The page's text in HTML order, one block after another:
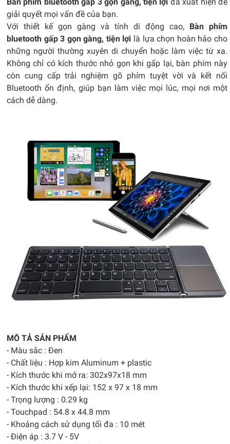
giải quyết mọi vấn đề của bạn.
Với thiết kế gọn gàng và tính di động cao, Bàn phím
bluetooth gấp 3 gọn gàng, tiện lợi là lựa chọn hoàn hảo cho
những người thường xuyên di chuyển hoặc làm việc từ xa.
Không chỉ có kích thước nhỏ gọn khi gấp lại, bàn phím này
còn cung cấp trải nghiệm gõ phím tuyệt vời và kết nối
Bluetooth ổn định, giúp bạn làm việc mọi lúc, mọi nơi một
cách dễ dàng.
MÔ TẢ SẢN PHẨM
- Màu sắc : Đen
- Chất liệu : Hợp kim Aluminum + plastic
- Kích thước khi mở ra: 302x97x18 mm
- Kích thước khi xếp lại: 152 x 97 x 18 mm
- Trọng lượng : 0.29 kg
- Touchpad : 54.8 x 44.8 mm
- Khoảng cách sử dụng tối đa : 10 mét
- Điện áp : 3.7 V - 5V